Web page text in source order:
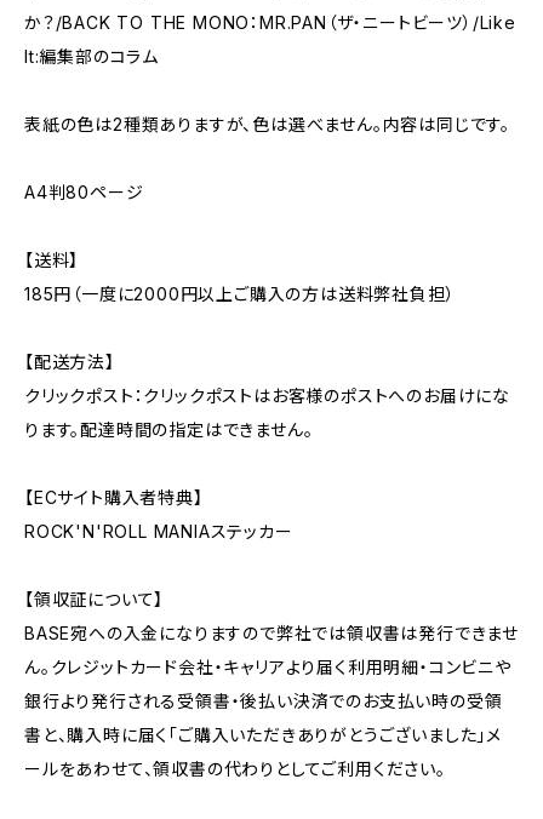
か？/BACK TO THE MONO：MR.PAN（ザ・ニートビーツ）/Like
It:編集部のコラム
表紙の色は2種類ありますが、色は選べません。内容は同じです。
A4判80ページ
【送料】
185円（一度に2000円以上ご購入の方は送料弊社負担）
【配送方法】
クリックポスト：クリックポストはお客様のポストへのお届けにな
ります。配達時間の指定はできません。
【ECサイト購入者特典】
ROCK'N'ROLL MANIAステッカー
【領収証について】
BASE宛への入金になりますので弊社では領収書は発行できませ
ん。クレジットカード会社・キャリアより届く利用明細・コンビニや
銀行より発行される受領書・後払い決済でのお支払い時の受領
書と、購入時に届く「ご購入いただきありがとうございました」メ
ールをあわせて、領収書の代わりとしてご利用ください。